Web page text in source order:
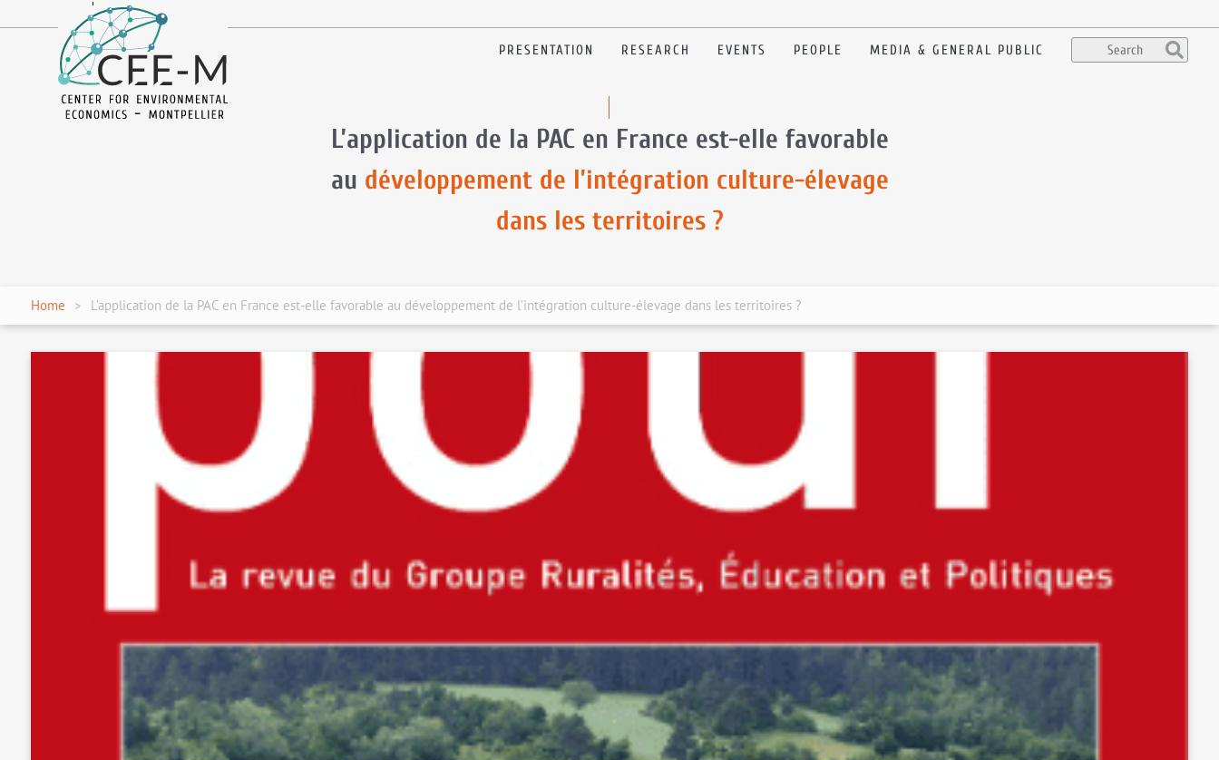
en
PRESENTATION RESEARCH EVENTS PEOPLE MEDIA & GENERAL PUBLIC
L’application de la PAC en France est-elle favorable
au développement de l’intégration culture-élevage
dans les territoires ?
Home L’application de la PAC en France est-elle favorable au développement de l’intégration culture-élevage dans les territoires ?